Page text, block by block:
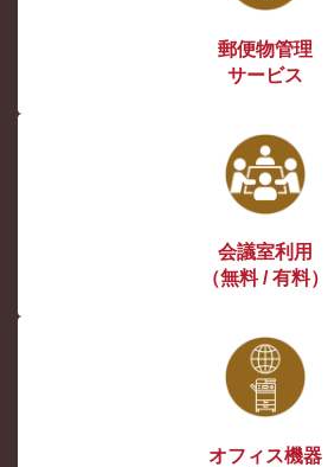
郵便物管理
サービス
会議室利用
（無料 / 有料）
オフィス機器